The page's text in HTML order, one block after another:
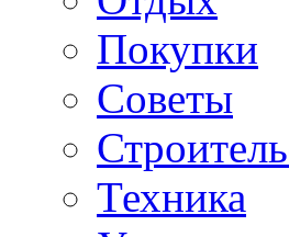
Покупки
Советы
Техника